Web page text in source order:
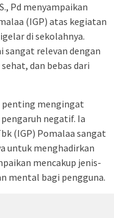
Pd menyampaikan
(IGP) atas kegiatan
di sekolahnya.
sangat relevan dengan
dan bebas dari
penting mengingat
negatif. Ia
(IGP) Pomalaa sangat
untuk menghadirkan
mencakup jenis-
mental bagi pengguna.